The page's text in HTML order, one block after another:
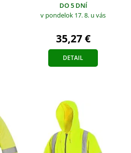
DO 5 DNÍ
v pondelok 17. 8. u vás
35,27 €
DETAIL